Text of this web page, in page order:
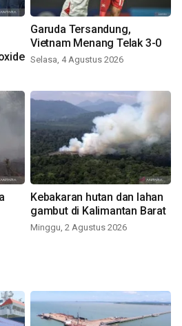
Garuda Tersandung,
Vietnam Menang Telak 3-0
Selasa, 4 Agustus 2026
Kebakaran hutan dan lahan
gambut di Kalimantan Barat
Minggu, 2 Agustus 2026